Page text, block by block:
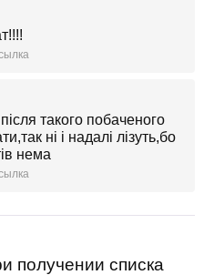
такого побаченого
ні і надалі лізуть,бо
нема
получении списка